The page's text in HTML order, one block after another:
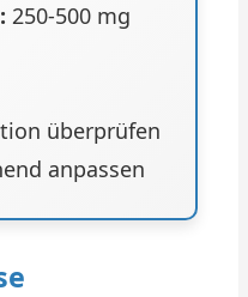
250-500 mg
überprüfen
anpassen